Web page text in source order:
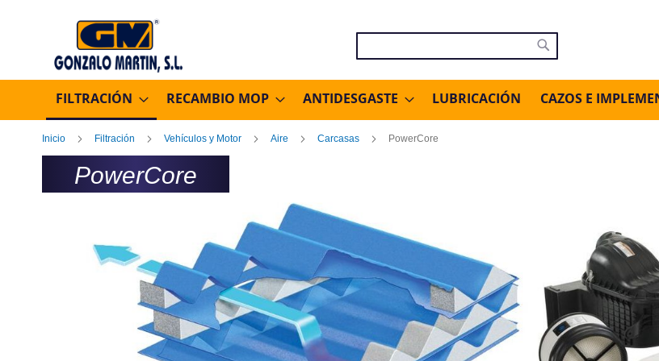
Buscar
FILTRACIÓN RECAMBIO MOP ANTIDESGASTE LUBRICACIÓN CAZOS E
Inicio Filtración Vehículos y Motor Aire Carcasas PowerCore
PowerCore